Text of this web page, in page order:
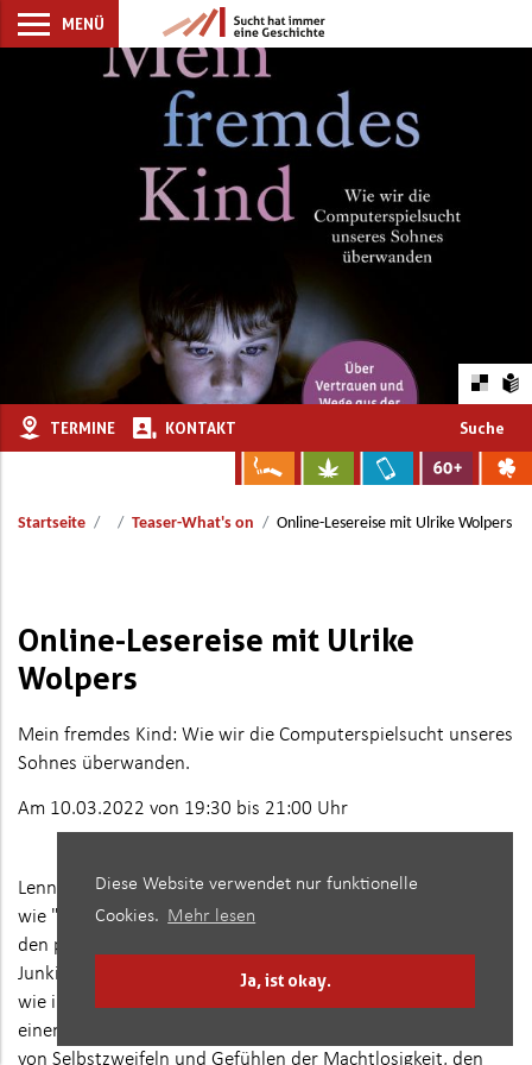
Diese Website verwendet nur funktionelle
Cookies. Mehr lesen
Ja, ist okay.
MENÜ
TERMINE KONTAKT Suche
Startseite Teaser-What's on Online-Lesereise mit Ulrike Wolpers
Online-Lesereise mit Ulrike
Wolpers
Mein fremdes Kind: Wie wir die Computerspielsucht unseres
Sohnes überwanden.
Am 10.03.2022 von 19:30 bis 21:00 Uhr
Lennart ist zehn, als sich seine Leidenschaft für Onlinespiele
wie "Fortnite" und "Brawl Stars" zur Sucht entwickelt – mit
den psychischen und körperlichen Symptomen eines
Junkies. Eindringlich schildert seine Mutter Ulrike Wolpers,
wie ihre Familie in diese Situation hineinschlittert und bald
einem übermächtigen Gegner gegenübersteht. Sie erzählt
von Selbstzweifeln und Gefühlen der Machtlosigkeit, den